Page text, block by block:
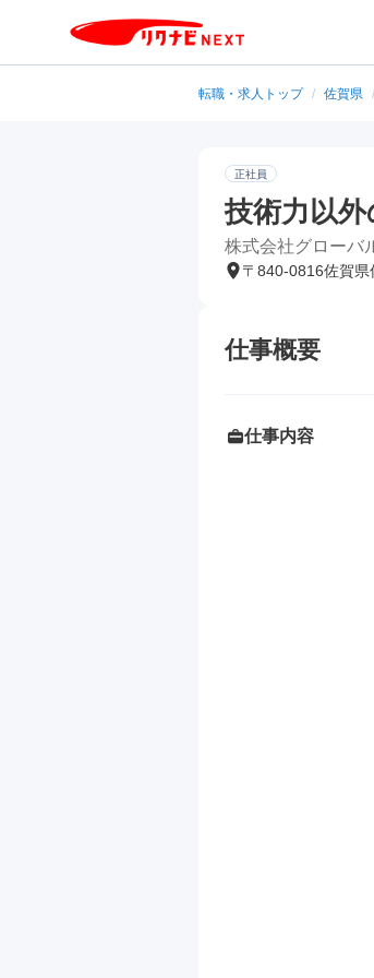
転職・求人トップ / 佐賀県 /
正社員
技術力以
株式会社グローバ
〒840-0816佐賀
仕事概要
仕事内容